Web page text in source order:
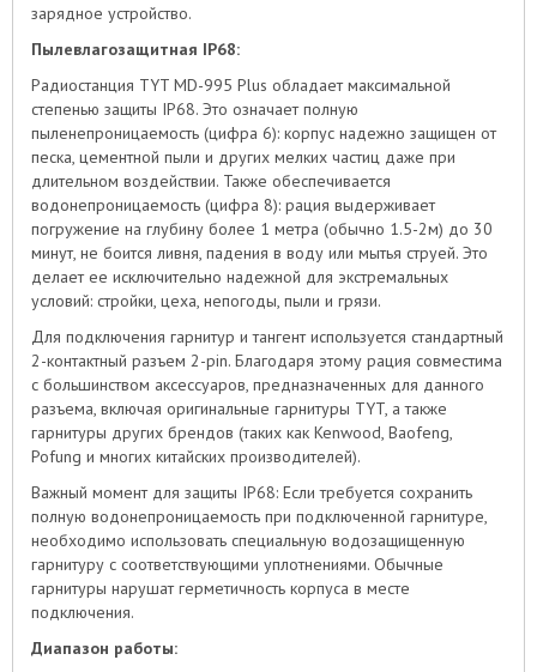
зарядное устройство.
Пылевлагозащитная IP68:
Радиостанция TYT MD-995 Plus обладает максимальной
степенью защиты IP68. Это означает полную
пыленепроницаемость (цифра 6): корпус надежно защищен от
песка, цементной пыли и других мелких частиц даже при
длительном воздействии. Также обеспечивается
водонепроницаемость (цифра 8): рация выдерживает
погружение на глубину более 1 метра (обычно 1.5-2м) до 30
минут, не боится ливня, падения в воду или мытья струей. Это
делает ее исключительно надежной для экстремальных
условий: стройки, цеха, непогоды, пыли и грязи.
Для подключения гарнитур и тангент используется стандартный
2-контактный разъем 2-pin. Благодаря этому рация совместима
с большинством аксессуаров, предназначенных для данного
разъема, включая оригинальные гарнитуры TYT, а также
гарнитуры других брендов (таких как Kenwood, Baofeng,
Pofung и многих китайских производителей).
Важный момент для защиты IP68: Если требуется сохранить
полную водонепроницаемость при подключенной гарнитуре,
необходимо использовать специальную водозащищенную
гарнитуру с соответствующими уплотнениями. Обычные
гарнитуры нарушат герметичность корпуса в месте
подключения.
Диапазон работы: